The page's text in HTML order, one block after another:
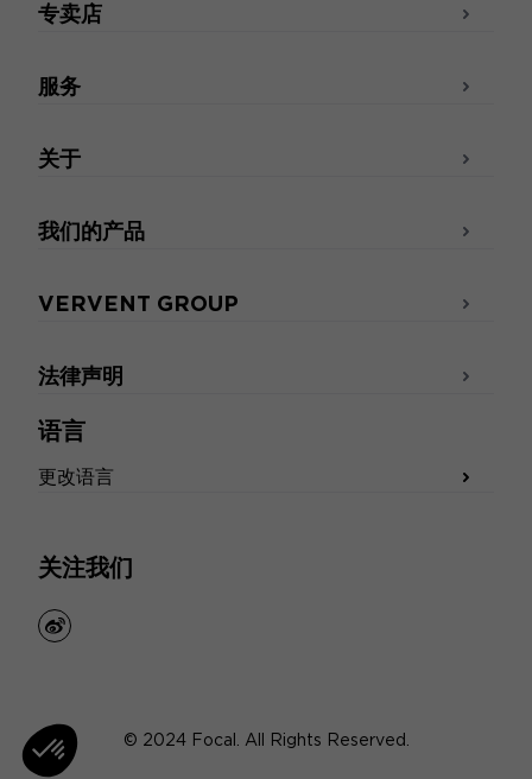
语言
更改语言
关注我们
weibo
专卖店
服务
关于
我们的产品
VERVENT GROUP
法律声明
© 2024 Focal. All Rights Reserved.